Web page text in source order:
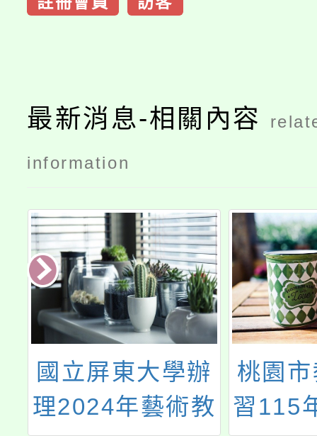
最新消息-相關內容
information
國立屏東大學辦
理2024年藝術教
桃園
習115